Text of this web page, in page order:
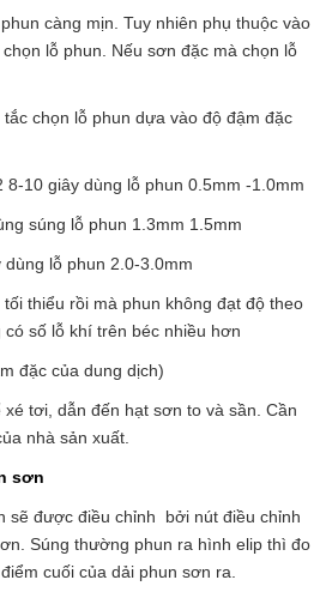
càng mịn. Tuy nhiên phụ thuộc vào
lỗ phun. Nếu sơn đặc mà chọn lỗ
chọn lỗ phun dựa vào độ đậm đặc
10 giây dùng lỗ phun 0.5mm -1.0mm
súng lỗ phun 1.3mm 1.5mm
lỗ phun 2.0-3.0mm
thiểu rồi mà phun không đạt độ theo
số lỗ khí trên béc nhiều hơn
đặc của dung dịch)
tơi, dẫn đến hạt sơn to và sần. Cần
nhà sản xuất.
sơn
sẽ được điều chỉnh bởi nút điều chỉnh
Súng thường phun ra hình elip thì đo
cuối của dải phun sơn ra.